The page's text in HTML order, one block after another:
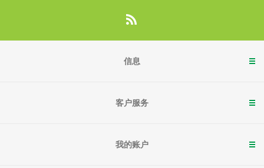
信息
客户服务
我的账户